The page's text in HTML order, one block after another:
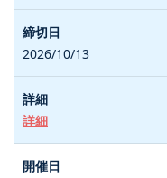
2026/10/13
詳細